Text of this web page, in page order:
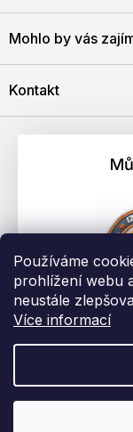
Používáme
prohlížení webu
neustále
Více informací
Mohlo by vás
Kontakt